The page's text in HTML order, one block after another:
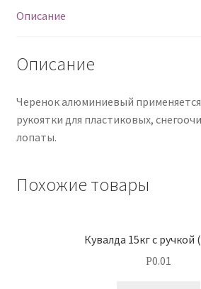
Скачать прайс
Скидки
Описание
Описание
Черенок алюминиевый применяется
рукоятки для пластиковых,
лопаты.
Похожие товары
Кувалда 15кг с ручкой
Р0.01